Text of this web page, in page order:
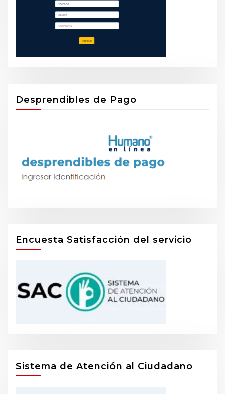
Desprendibles de Pago
Encuesta Satisfacción del servicio
Sistema de Atención al Ciudadano